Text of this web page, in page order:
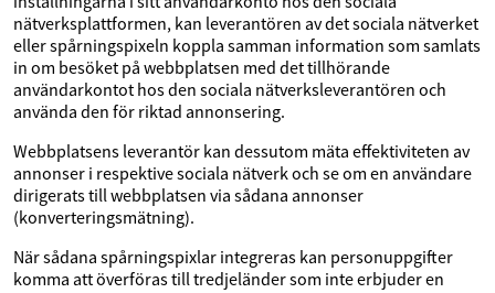
nätverksplattformen, kan leverantören av det sociala nätverket
eller spårningspixeln koppla samman information som samlats
in om besöket på webbplatsen med det tillhörande
användarkontot hos den sociala nätverksleverantören och
använda den för riktad annonsering.
Webbplatsens leverantör kan dessutom mäta effektiviteten av
annonser i respektive sociala nätverk och se om en användare
dirigerats till webbplatsen via sådana annonser
(konverteringsmätning).
När sådana spårningspixlar integreras kan personuppgifter
komma att överföras till tredjeländer som inte erbjuder en